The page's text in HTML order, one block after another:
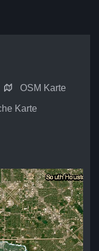
OSM Karte
Karte